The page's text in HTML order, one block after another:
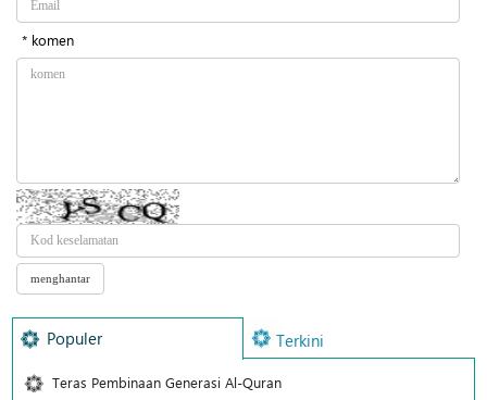
* komen
Populer Terkini
Teras Pembinaan Generasi Al-Quran